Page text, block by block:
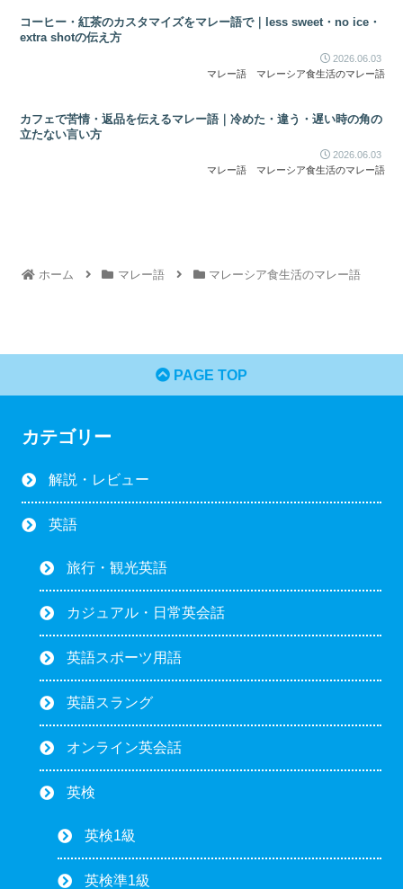
コーヒー・紅茶のカスタマイズをマレー語で｜less sweet・no ice・
extra shotの伝え方
2026.06.03
マレー語
マレーシア食生活のマレー語
カフェで苦情・返品を伝えるマレー語｜冷めた・違う・遅い時の角の
立たない言い方
2026.06.03
マレー語
マレーシア食生活のマレー語
ホーム マレー語 マレーシア食生活のマレー語
PAGE TOP
カテゴリー
解説・レビュー
英語
旅行・観光英語
カジュアル・日常英会話
英語スポーツ用語
英語スラング
オンライン英会話
英検
英検1級
英検準1級